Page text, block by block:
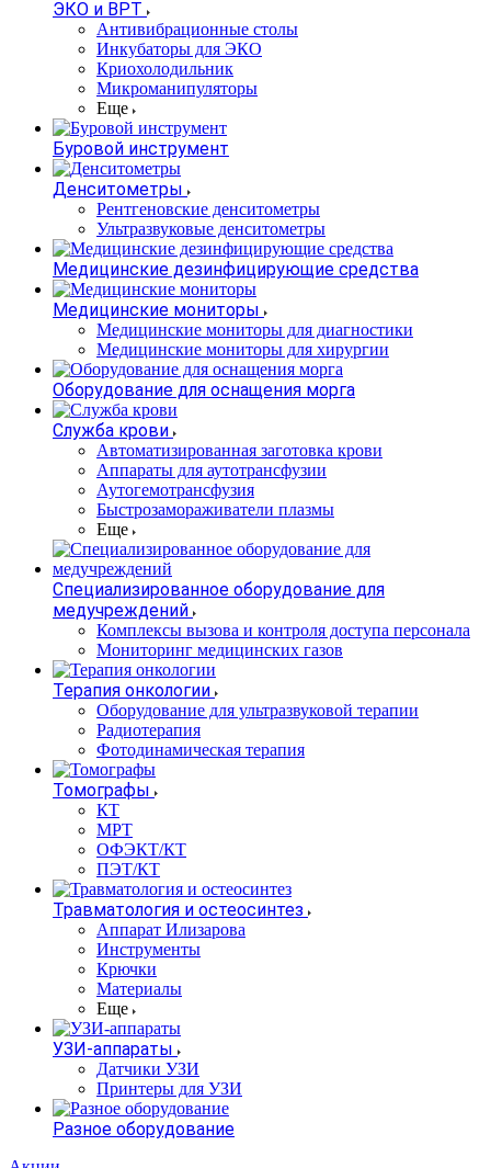
ЭКО и ВРТ
Антивибрационные столы
Инкубаторы для ЭКО
Криохолодильник
Микроманипуляторы
Еще
Буровой инструмент
Денситометры
Рентгеновские денситометры
Ультразвуковые денситометры
Медицинские дезинфицирующие средства
Медицинские мониторы
Медицинские мониторы для диагностики
Медицинские мониторы для хирургии
Оборудование для оснащения морга
Служба крови
Автоматизированная заготовка крови
Аппараты для аутотрансфузии
Аутогемотрансфузия
Быстрозамораживатели плазмы
Еще
Специализированное оборудование для
медучреждений
Комплексы вызова и контроля доступа персонала
Мониторинг медицинских газов
Терапия онкологии
Оборудование для ультразвуковой терапии
Радиотерапия
Фотодинамическая терапия
Томографы
КТ
МРТ
ОФЭКТ/КТ
ПЭТ/КТ
Травматология и остеосинтез
Аппарат Илизарова
Инструменты
Крючки
Материалы
Еще
УЗИ-аппараты
Датчики УЗИ
Принтеры для УЗИ
Разное оборудование